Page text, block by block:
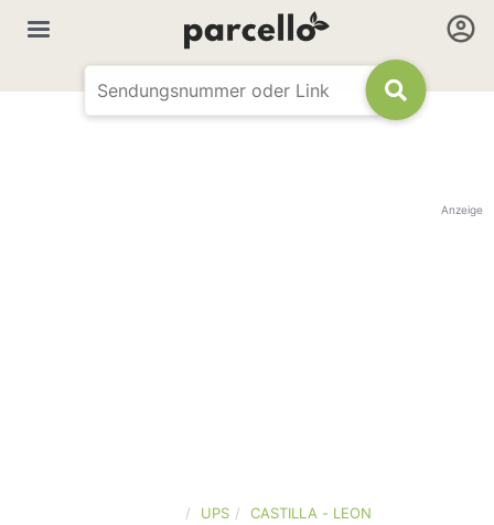
Anzeige
UPS CASTILLA - LEON